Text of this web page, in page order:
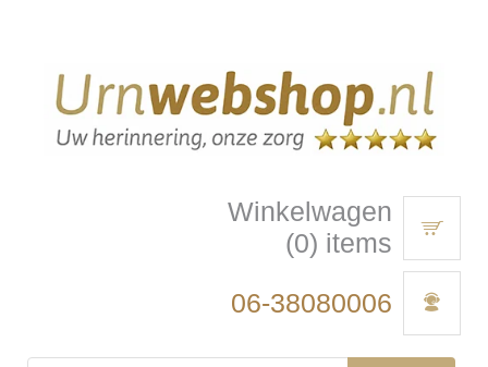
Winkelwagen
(0) items
06-38080006